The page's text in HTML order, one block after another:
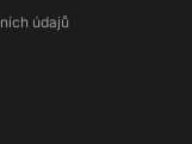
údajů